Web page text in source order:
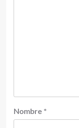
Nombre *